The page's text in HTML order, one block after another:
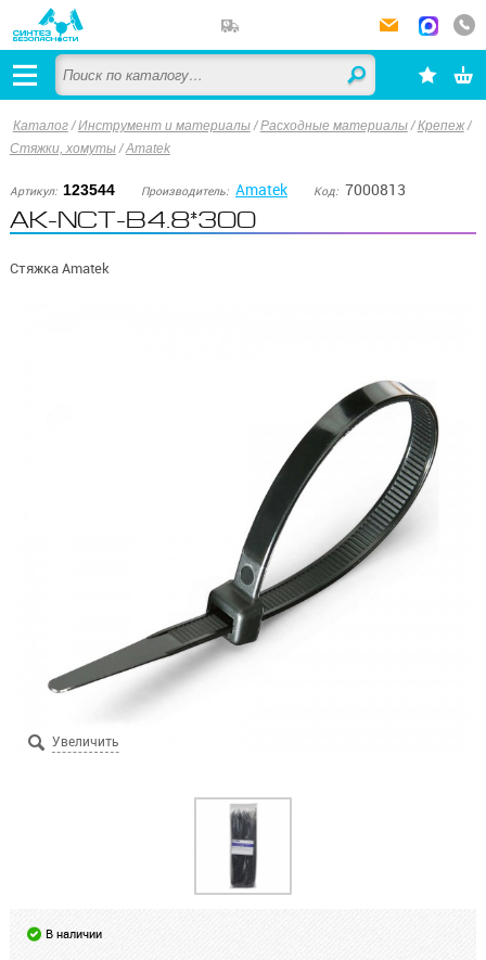
Каталог/Инструмент и материалы /Расходные материалы /Крепеж /
Стяжки, хомуты /Amatek
Артикул: 123544 Производитель: Amatek Код: 7000813
AK-NCT-B4.8*300
Стяжка Amatek
В наличии